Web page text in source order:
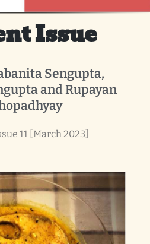
Issue
Sengupta,
and Rupayan
11 [March 2023]